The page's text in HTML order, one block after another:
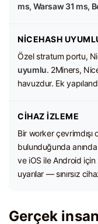
ms, Warsaw 31 ms,
NICEHASH
Özel stratum portu,
uyumlu. 2Miners,
havuzdur. Ek
CIHAZ İZLEME
Bir worker
bulunduğunda
ve iOS ile Android için
uyarılar — sınırsız
Gerçek